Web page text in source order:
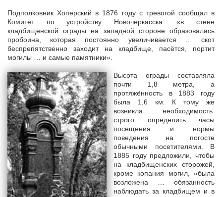
Подполковник Хоперский в 1876 году с тревогой сообщал в
Комитет по устройству Новочеркасска: «в стене
кладбищенской ограды на западной стороне образовалась
пробоина, которая постоянно увеличивается … скот
беспрепятственно заходит на кладбище, пасётся, портит
могилы … и самые памятники».
Высота ограды составляла
почти 1,8 метра, а
протяжённость в 1883 году
была 1,6 км. К тому же
возникла необходимость
строго определить часы
посещения и нормы
поведения на погосте
обычными посетителями. В
1885 году предложили, чтобы
на кладбищенских сторожей,
кроме копания могил, «была
возложена … обязанность
наблюдать за кладбищем и в